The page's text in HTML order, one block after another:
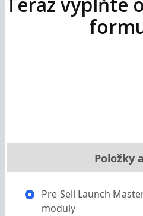
Položky
Pre-Sell Launch
moduly